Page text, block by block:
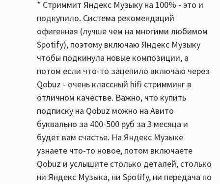
* Стриммит Яндекс Музыку на 100% - это и
подкупило. Система рекомендаций
офигенная (лучше чем на многими любимом
Spotify), поэтому включаю Яндекс Музыку
чтобы подкинула новые композиции, а
потом если что-то зацепило включаю через
Qobuz - очень классный hifi стримминг в
отличном качестве. Важно, что купить
подписку на Qobuz можно на Авито
буквально за 400-500 руб за 3 месяца и
будет вам счастье. На Яндекс Музыке
узнаете что-то новое, потом включаете
Qobuz и услышите столько деталей, столько
ни Яндекс Музыка, ни Spotify, ни передача по